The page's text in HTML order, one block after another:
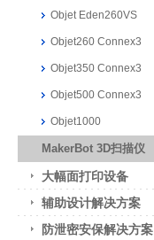
Objet Eden260VS
Objet260 Connex3
Objet350 Connex3
Objet500 Connex3
Objet1000
MakerBot 3D扫描仪
大幅面打印设备
辅助设计解决方案
防泄密安保解决方案